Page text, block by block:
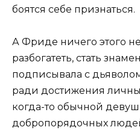
боятся себе признаться.
А Фриде ничего этого
разбогатеть, стать
подписывала с
ради достижения
когда-то обычной
добропорядочных